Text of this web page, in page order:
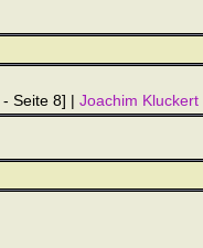
- Seite 8] | Joachim Kluckert